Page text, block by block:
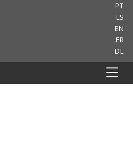
PT
ES
EN
FR
DE